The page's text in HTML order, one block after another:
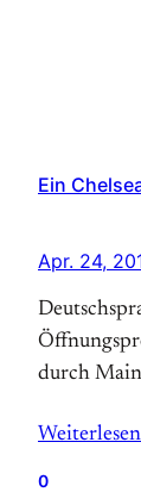
Ein
Apr. 24,
durch
0